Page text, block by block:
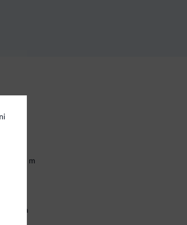
vi consentirà di raggiungere
<500 m